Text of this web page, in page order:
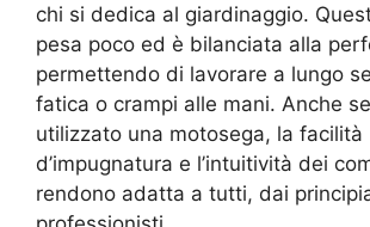
chi si dedica al giardinaggio.
pesa poco ed è bilanciata alla
permettendo di lavorare a lungo
fatica o crampi alle mani. Anche
utilizzato una motosega, la facilità
d’impugnatura e l’intuitività dei
rendono adatta a tutti, dai